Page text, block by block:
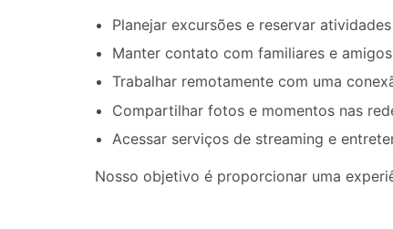
Planejar excursões e reservar
Manter contato com familiares e
Trabalhar remotamente com uma
Compartilhar fotos e momentos nas
Acessar serviços de streaming e
Nosso objetivo é proporcionar uma